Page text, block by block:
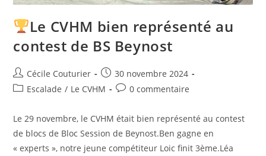
Le CVHM bien représenté au
contest de BS Beynost
Cécile Couturier
30 novembre 2024
Escalade / Le CVHM 0 commentaire
Le 29 novembre, le CVHM était bien représenté au contest
de blocs de Bloc Session de Beynost.Ben gagne en
« experts », notre jeune compétiteur Loic finit 3ème.Léa